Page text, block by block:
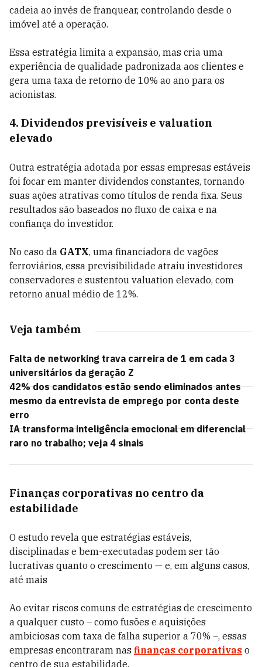
cadeia ao invés de franquear, controlando desde o
imóvel até a operação.
Essa estratégia limita a expansão, mas cria uma
experiência de qualidade padronizada aos clientes e
gera uma taxa de retorno de 10% ao ano para os
acionistas.
4. Dividendos previsíveis e valuation
elevado
Outra estratégia adotada por essas empresas estáveis
foi focar em manter dividendos constantes, tornando
suas ações atrativas como títulos de renda fixa. Seus
resultados são baseados no fluxo de caixa e na
confiança do investidor.
No caso da GATX, uma financiadora de vagões
ferroviários, essa previsibilidade atraiu investidores
conservadores e sustentou valuation elevado, com
retorno anual médio de 12%.
Veja também
Falta de networking trava carreira de 1 em cada 3
universitários da geração Z
42% dos candidatos estão sendo eliminados antes
mesmo da entrevista de emprego por conta deste
erro
IA transforma inteligência emocional em diferencial
raro no trabalho; veja 4 sinais
Finanças corporativas no centro da
estabilidade
O estudo revela que estratégias estáveis,
disciplinadas e bem-executadas podem ser tão
lucrativas quanto o crescimento — e, em alguns casos,
até mais
Ao evitar riscos comuns de estratégias de crescimento
a qualquer custo – como fusões e aquisições
ambiciosas com taxa de falha superior a 70% –, essas
empresas encontraram nas finanças corporativas o
centro de sua estabilidade.